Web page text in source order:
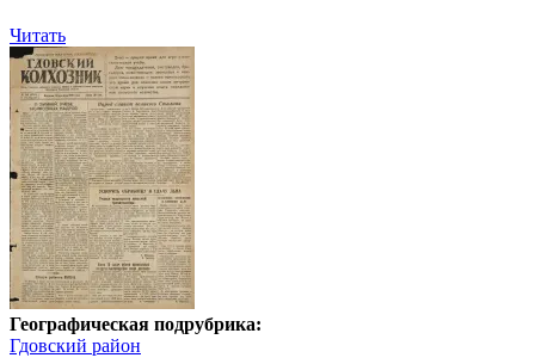
Читать
Географическая подрубрика:
Гдовский район